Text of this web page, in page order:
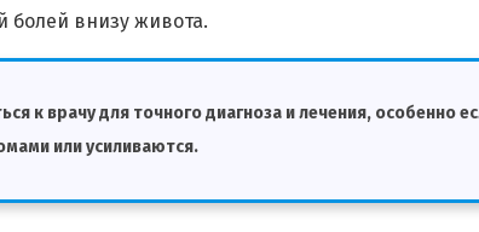
болей внизу живота.
к врачу для точного диагноза и лечения, особенно
или усиливаются.